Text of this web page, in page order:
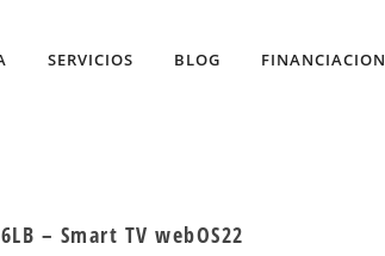
SERVICIOS BLOG FINANCIACION
– Smart TV webOS22